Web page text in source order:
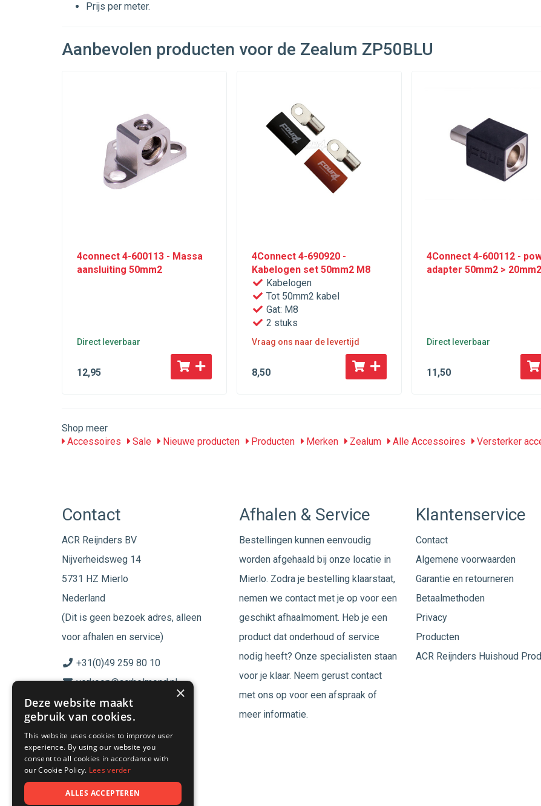
Prijs per meter.
Aanbevolen producten voor de Zealum ZP50BLU
4connect 4-600113 - Massa
aansluiting 50mm2
Direct leverbaar
12,95
4Connect 4-690920 -
Kabelogen set 50mm2 M8
Kabelogen
Tot 50mm2 kabel
Gat: M8
2 stuks
Vraag ons naar de levertijd
8,50
4Connect 4-600112 -
adapter 50mm2 > 20mm2
Direct leverbaar
11,50
Shop meer
Accessoires
Sale Nieuwe producten Producten Merken Zealum Alle Accessoires Versterker
Contact
ACR Reijnders BV
Nijverheidsweg 14
5731 HZ Mierlo
Nederland
(Dit is geen bezoek adres, alleen
voor afhalen en service)
+31(0)49 259 80 10
verkoop@acrhelmond.nl
KvK nummer: 17025674
Volg ons op
Afhalen & Service
Bestellingen kunnen eenvoudig
worden afgehaald bij onze locatie in
Mierlo. Zodra je bestelling klaarstaat,
nemen we contact met je op voor een
geschikt afhaalmoment. Heb je een
product dat onderhoud of service
nodig heeft? Onze specialisten staan
voor je klaar. Neem gerust contact
met ons op voor een afspraak of
meer informatie.
Klantenservice
Contact
Algemene voorwaarden
Garantie en retourneren
Betaalmethoden
Privacy
Producten
ACR Reijnders Huishoud
×
Deze website maakt
gebruik van cookies.
This website uses cookies to improve user
experience. By using our website you
consent to all cookies in accordance with
our Cookie Policy. Lees verder
ALLES ACCEPTEREN